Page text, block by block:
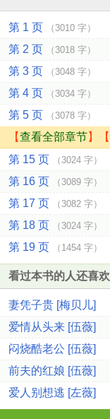
第 1 页 （3010 字）
第 2 页 （3018 字）
第 3 页 （3048 字）
第 4 页 （3034 字）
第 5 页 （3078 字）
【查看全部章节】【
第 15 页
（3024 字）
第 16 页 （3089 字）
第 17 页 （3082 字）
第 18 页 （3024 字）
第 19 页 （1454 字）
看过本书的人还喜欢
妻凭子贵 [梅贝儿]
爱情从头来 [伍薇]
闷烧酷老公 [伍薇]
前夫的红娘 [伍薇]
爱人别想逃 [左薇]